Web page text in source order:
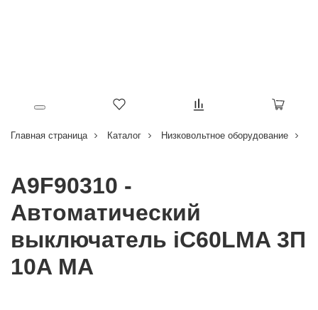
Главная страница Каталог Низковольтное оборудование
A9F90310 -
Автоматический
выключатель iC60LMA 3П
10A MA